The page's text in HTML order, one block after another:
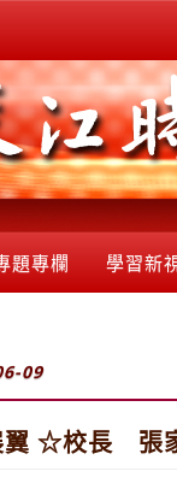
題專欄 學習新
09
翼 ☆校長 張